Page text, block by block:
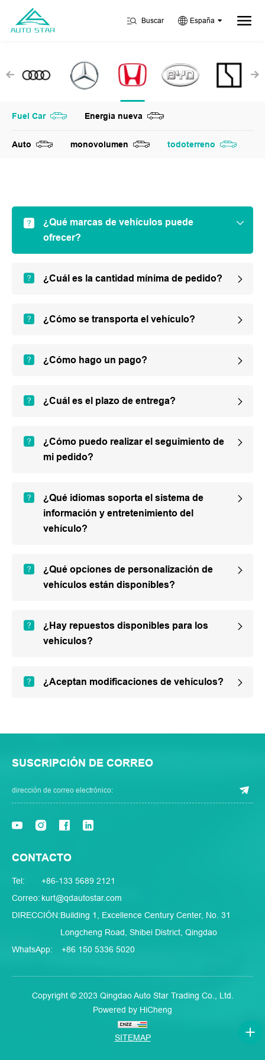
Buscar España
Fuel Car Energia nueva
Auto monovolumen todoterreno
¿Qué marcas de vehículos puede
ofrecer?
¿Cuál es la cantidad mínima de pedido?
¿Cómo se transporta el vehículo?
¿Cómo hago un pago?
¿Cuál es el plazo de entrega?
¿Cómo puedo realizar el seguimiento de
mi pedido?
¿Qué idiomas soporta el sistema de
información y entretenimiento del
vehículo?
¿Qué opciones de personalización de
vehículos están disponibles?
¿Hay repuestos disponibles para los
vehículos?
¿Aceptan modificaciones de vehículos?
SUSCRIPCIÓN DE CORREO
CONTACTO
Tel:
+86-133 5689 2121
Correo: kurt@qdautostar.com
DIRECCIÓN:Building 1, Excellence Century Center, No. 31
Longcheng Road, Shibei District, Qingdao
WhatsApp:
+86 150 5336 5020
Copyright © 2023 Qingdao Auto Star Trading Co., Ltd.
Powered by HiCheng
SITEMAP